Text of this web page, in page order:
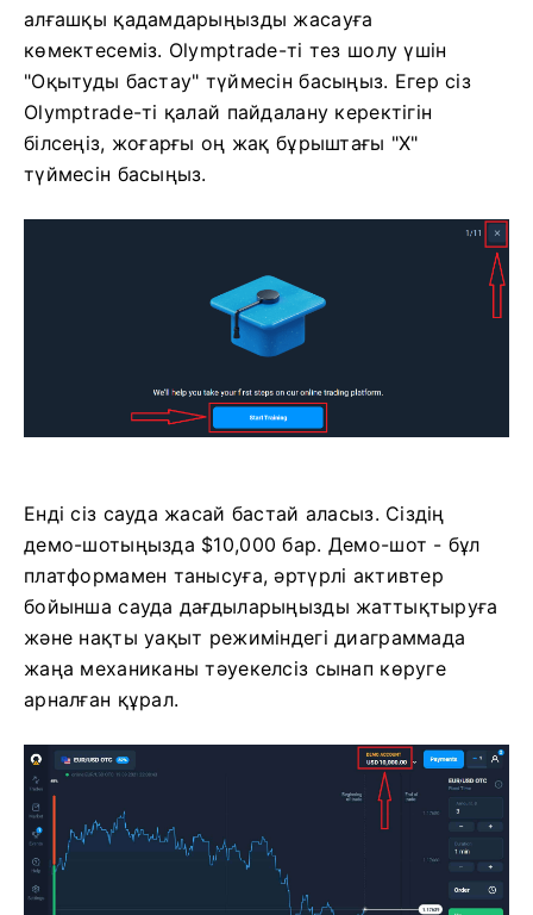
алғашқы қадамдарыңызды жасауға
көмектесеміз. Olymptrade-ті тез шолу үшін
"Оқытуды бастау" түймесін басыңыз. Егер сіз
Olymptrade-ті қалай пайдалану керектігін
білсеңіз, жоғарғы оң жақ бұрыштағы "X"
түймесін басыңыз.
Енді сіз сауда жасай бастай аласыз. Сіздің
демо-шотыңызда $10,000 бар. Демо-шот - бұл
платформамен танысуға, әртүрлі активтер
бойынша сауда дағдыларыңызды жаттықтыруға
және нақты уақыт режиміндегі диаграммада
жаңа механиканы тәуекелсіз сынап көруге
арналған құрал.